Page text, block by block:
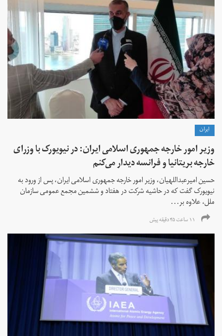
ايران
وزیر امور خارجه جمهوری اسلامی ایران: در نیویورک با وزرای
خارجه بریتانیا و فرانسه دیدار می‌کنم
حسین امیرعبداللهیان، وزیر امور خارجه جمهوری اسلامی ایران، پس از ورود به
نیویورک گفت که در حاشیه شرکت در هفتاد و ششمین مجمع عمومی سازمان
ملل، علاوه بر...
۱۱ ساعت ۴۵ دقیقه پیش